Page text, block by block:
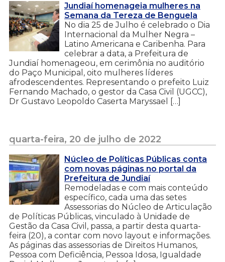
Jundiaí homenageia mulheres na
Semana da Tereza de Benguela
No dia 25 de Julho é celebrado o Dia
Internacional da Mulher Negra –
Latino Americana e Caribenha. Para
celebrar a data, a Prefeitura de
Jundiaí homenageou, em cerimônia no auditório
do Paço Municipal, oito mulheres líderes
afrodescendentes. Representando o prefeito Luiz
Fernando Machado, o gestor da Casa Civil (UGCC),
Dr Gustavo Leopoldo Caserta Maryssael […]
quarta-feira, 20 de julho de 2022
Núcleo de Políticas Públicas conta
com novas páginas no portal da
Prefeitura de Jundiaí
Remodeladas e com mais conteúdo
específico, cada uma das setes
Assessorias do Núcleo de Articulação
de Políticas Públicas, vinculado à Unidade de
Gestão da Casa Civil, passa, a partir desta quarta-
feira (20), a contar com novo layout e informações.
As páginas das assessorias de Direitos Humanos,
Pessoa com Deficiência, Pessoa Idosa, Igualdade